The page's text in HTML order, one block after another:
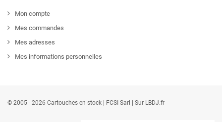
Mon compte
Mes commandes
Mes adresses
Mes informations personnelles
© 2005 - 2026 Cartouches en stock | FCSI Sarl | Sur LBDJ.fr